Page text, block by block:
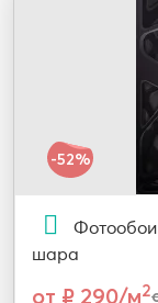
-52%
Фотообои
шара
от ₽ 290/м2